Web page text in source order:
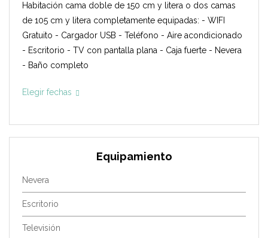
Habitación cama doble de 150 cm y litera o dos camas
de 105 cm y litera completamente equipadas: - WIFI
Gratuito - Cargador USB - Teléfono - Aire acondicionado
- Escritorio - TV con pantalla plana - Caja fuerte - Nevera
- Baño completo
Elegir fechas
Equipamiento
Nevera
Escritorio
Televisión